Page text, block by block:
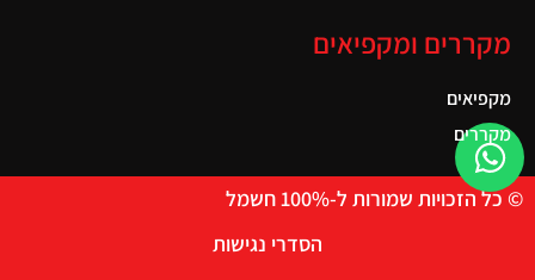
מקררים ומקפיאים
מקפיאים
מקררים
© כל הזכויות שמורות ל-100% חשמל
הסדרי נגישות